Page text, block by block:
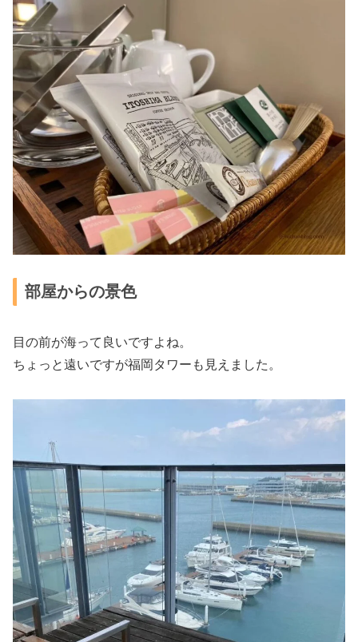
部屋からの景色
目の前が海って良いですよね。
ちょっと遠いですが福岡タワーも見えました。